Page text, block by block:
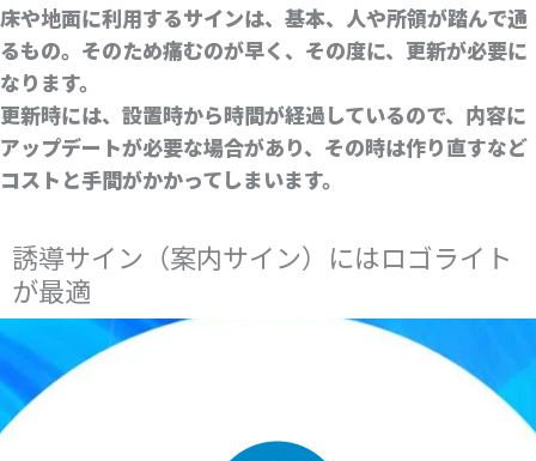
床や地面に利用するサインは、基本、人や所領が踏んで通
るもの。そのため痛むのが早く、その度に、更新が必要に
なります。
更新時には、設置時から時間が経過しているので、内容に
アップデートが必要な場合があり、その時は作り直すなど
コストと手間がかかってしまいます。
誘導サイン（案内サイン）にはロゴライト
が最適